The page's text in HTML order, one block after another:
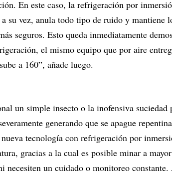
En este caso, la refrigeración por
su vez, anula todo tipo de ruido y mantiene
seguros. Esto queda inmediatamente
el mismo equipo que por aire
a 160”, añade luego.
un simple insecto o la inofensiva suciedad
generando que se apague
tecnología con refrigeración por
gracias a la cual es posible minar a
necesiten un cuidado o monitoreo constante.